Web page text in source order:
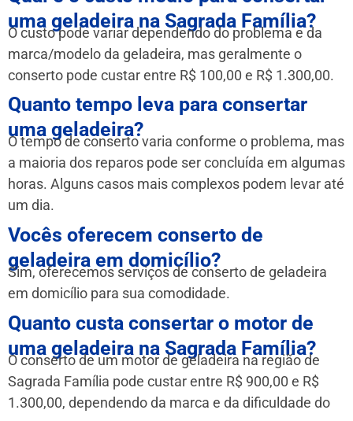
uma geladeira na Sagrada Família?
O custo pode variar dependendo do problema e da
marca/modelo da geladeira, mas geralmente o
conserto pode custar entre R$ 100,00 e R$ 1.300,00.
Quanto tempo leva para consertar
uma geladeira?
O tempo de conserto varia conforme o problema, mas
a maioria dos reparos pode ser concluída em algumas
horas. Alguns casos mais complexos podem levar até
um dia.
Vocês oferecem conserto de
geladeira em domicílio?
Sim, oferecemos serviços de conserto de geladeira
em domicílio para sua comodidade.
Quanto custa consertar o motor de
uma geladeira na Sagrada Família?
O conserto de um motor de geladeira na região de
Sagrada Família pode custar entre R$ 900,00 e R$
1.300,00, dependendo da marca e da dificuldade do